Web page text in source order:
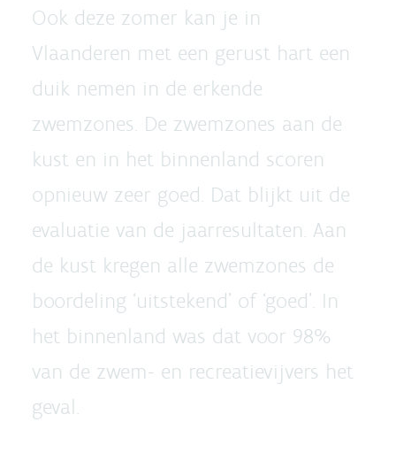
Ook deze zomer kan je in
Vlaanderen met een gerust hart een
duik nemen in de erkende
zwemzones. De zwemzones aan de
kust en in het binnenland scoren
opnieuw zeer goed. Dat blijkt uit de
evaluatie van de jaarresultaten. Aan
de kust kregen alle zwemzones de
boordeling ‘uitstekend’ of ‘goed’. In
het binnenland was dat voor 98%
van de zwem- en recreatievijvers het
geval.